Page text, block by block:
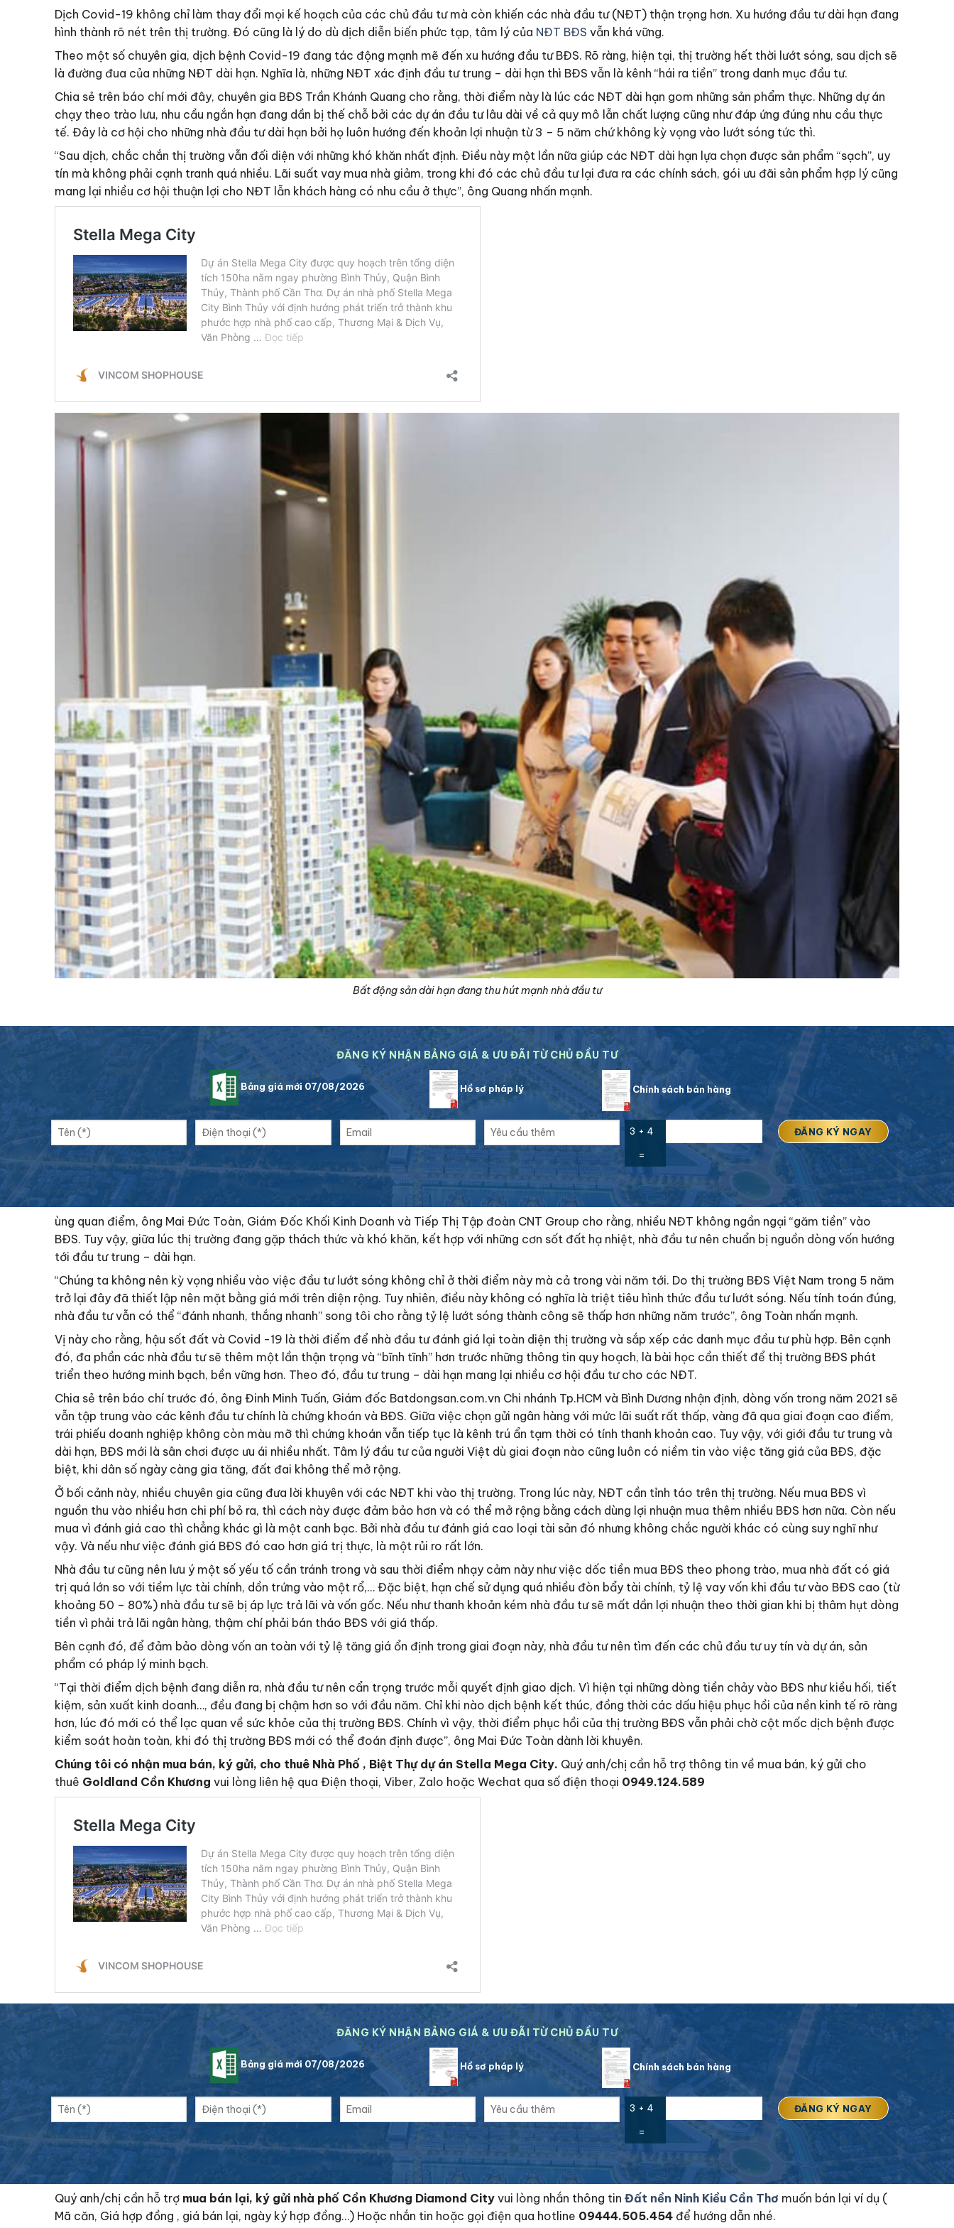
Dịch Covid-19 không chỉ làm thay đổi mọi kế hoạch của các chủ đầu tư mà còn khiến các nhà đầu tư (NĐT) thận trọng hơn. Xu hướng đầu tư dài hạn đang
hình thành rõ nét trên thị trường. Đó cũng là lý do dù dịch diễn biến phức tạp, tâm lý của NĐT BĐS vẫn khá vững.
Theo một số chuyên gia, dịch bệnh Covid-19 đang tác động mạnh mẽ đến xu hướng đầu tư BĐS. Rõ ràng, hiện tại, thị trường hết thời lướt sóng, sau dịch sẽ
là đường đua của những NĐT dài hạn. Nghĩa là, những NĐT xác định đầu tư trung – dài hạn thì BĐS vẫn là kênh “hái ra tiền” trong danh mục đầu tư.
Chia sẻ trên báo chí mới đây, chuyên gia BĐS Trần Khánh Quang cho rằng, thời điểm này là lúc các NĐT dài hạn gom những sản phẩm thực. Những dự án
chạy theo trào lưu, nhu cầu ngắn hạn đang dần bị thế chỗ bởi các dự án đầu tư lâu dài về cả quy mô lẫn chất lượng cũng như đáp ứng đúng nhu cầu thực
tế. Đây là cơ hội cho những nhà đầu tư dài hạn bởi họ luôn hướng đến khoản lợi nhuận từ 3 – 5 năm chứ không kỳ vọng vào lướt sóng tức thì.
“Sau dịch, chắc chắn thị trường vẫn đối diện với những khó khăn nhất định. Điều này một lần nữa giúp các NĐT dài hạn lựa chọn được sản phẩm “sạch”, uy
tín mà không phải cạnh tranh quá nhiều. Lãi suất vay mua nhà giảm, trong khi đó các chủ đầu tư lại đưa ra các chính sách, gói ưu đãi sản phẩm hợp lý cũng
mang lại nhiều cơ hội thuận lợi cho NĐT lẫn khách hàng có nhu cầu ở thực”, ông Quang nhấn mạnh.
Bất động sản dài hạn đang thu hút mạnh nhà đầu tư
ĐĂNG KÝ NHẬN BẢNG GIÁ & ƯU ĐÃI TỪ CHỦ ĐẦU TƯ
Bảng giá mới 07/08/2026 Hồ sơ pháp lý Chính sách bán hàng
3 + 4
=
ùng quan điểm, ông Mai Đức Toàn, Giám Đốc Khối Kinh Doanh và Tiếp Thị Tập đoàn CNT Group cho rằng, nhiều NĐT không ngần ngại “găm tiền” vào
BĐS. Tuy vậy, giữa lúc thị trường đang gặp thách thức và khó khăn, kết hợp với những cơn sốt đất hạ nhiệt, nhà đầu tư nên chuẩn bị nguồn dòng vốn hướng
tới đầu tư trung – dài hạn.
“Chúng ta không nên kỳ vọng nhiều vào việc đầu tư lướt sóng không chỉ ở thời điểm này mà cả trong vài năm tới. Do thị trường BĐS Việt Nam trong 5 năm
trở lại đây đã thiết lập nên mặt bằng giá mới trên diện rộng. Tuy nhiên, điều này không có nghĩa là triệt tiêu hình thức đầu tư lướt sóng. Nếu tính toán đúng,
nhà đầu tư vẫn có thể “đánh nhanh, thắng nhanh” song tôi cho rằng tỷ lệ lướt sóng thành công sẽ thấp hơn những năm trước”, ông Toàn nhấn mạnh.
Vị này cho rằng, hậu sốt đất và Covid -19 là thời điểm để nhà đầu tư đánh giá lại toàn diện thị trường và sắp xếp các danh mục đầu tư phù hợp. Bên cạnh
đó, đa phần các nhà đầu tư sẽ thêm một lần thận trọng và “bĩnh tĩnh” hơn trước những thông tin quy hoạch, là bài học cần thiết để thị trường BĐS phát
triển theo hướng minh bạch, bền vững hơn. Theo đó, đầu tư trung – dài hạn mang lại nhiều cơ hội đầu tư cho các NĐT.
Chia sẻ trên báo chí trước đó, ông Đinh Minh Tuấn, Giám đốc Batdongsan.com.vn Chi nhánh Tp.HCM và Bình Dương nhận định, dòng vốn trong năm 2021 sẽ
vẫn tập trung vào các kênh đầu tư chính là chứng khoán và BĐS. Giữa việc chọn gửi ngân hàng với mức lãi suất rất thấp, vàng đã qua giai đoạn cao điểm,
trái phiếu doanh nghiệp không còn màu mỡ thì chứng khoán vẫn tiếp tục là kênh trú ẩn tạm thời có tính thanh khoản cao. Tuy vậy, với giới đầu tư trung và
dài hạn, BĐS mới là sân chơi được ưu ái nhiều nhất. Tâm lý đầu tư của người Việt dù giai đoạn nào cũng luôn có niềm tin vào việc tăng giá của BĐS, đặc
biệt, khi dân số ngày càng gia tăng, đất đai không thể mở rộng.
Ở bối cảnh này, nhiều chuyên gia cũng đưa lời khuyên với các NĐT khi vào thị trường. Trong lúc này, NĐT cần tỉnh táo trên thị trường. Nếu mua BĐS vì
nguồn thu vào nhiều hơn chi phí bỏ ra, thì cách này được đảm bảo hơn và có thể mở rộng bằng cách dùng lợi nhuận mua thêm nhiều BĐS hơn nữa. Còn nếu
mua vì đánh giá cao thì chẳng khác gì là một canh bạc. Bởi nhà đầu tư đánh giá cao loại tài sản đó nhưng không chắc người khác có cùng suy nghĩ như
vậy. Và nếu như việc đánh giá BĐS đó cao hơn giá trị thực, là một rủi ro rất lớn.
Nhà đầu tư cũng nên lưu ý một số yếu tố cần tránh trong và sau thời điểm nhạy cảm này như việc dốc tiền mua BĐS theo phong trào, mua nhà đất có giá
trị quá lớn so với tiềm lực tài chính, dồn trứng vào một rổ,… Đặc biệt, hạn chế sử dụng quá nhiều đòn bẩy tài chính, tỷ lệ vay vốn khi đầu tư vào BĐS cao (từ
khoảng 50 – 80%) nhà đầu tư sẽ bị áp lực trả lãi và vốn gốc. Nếu như thanh khoản kém nhà đầu tư sẽ mất dần lợi nhuận theo thời gian khi bị thâm hụt dòng
tiền vì phải trả lãi ngân hàng, thậm chí phải bán tháo BĐS với giá thấp.
Bên cạnh đó, để đảm bảo dòng vốn an toàn với tỷ lệ tăng giá ổn định trong giai đoạn này, nhà đầu tư nên tìm đến các chủ đầu tư uy tín và dự án, sản
phẩm có pháp lý minh bạch.
“Tại thời điểm dịch bệnh đang diễn ra, nhà đầu tư nên cẩn trọng trước mỗi quyết định giao dịch. Vì hiện tại những dòng tiền chảy vào BĐS như kiều hối, tiết
kiệm, sản xuất kinh doanh…, đều đang bị chậm hơn so với đầu năm. Chỉ khi nào dịch bệnh kết thúc, đồng thời các dấu hiệu phục hồi của nền kinh tế rõ ràng
hơn, lúc đó mới có thể lạc quan về sức khỏe của thị trường BĐS. Chính vì vậy, thời điểm phục hồi của thị trường BĐS vẫn phải chờ cột mốc dịch bệnh được
kiểm soát hoàn toàn, khi đó thị trường BĐS mới có thể đoán định được”, ông Mai Đức Toàn dành lời khuyên.
Chúng tôi có nhận mua bán, ký gửi, cho thuê Nhà Phố , Biệt Thự dự án Stella Mega City. Quý anh/chị cần hỗ trợ thông tin về mua bán, ký gửi cho
thuê Goldland Cồn Khương vui lòng liên hệ qua Điện thoại, Viber, Zalo hoặc Wechat qua số điện thoại 0949.124.589
ĐĂNG KÝ NHẬN BẢNG GIÁ & ƯU ĐÃI TỪ CHỦ ĐẦU TƯ
Bảng giá mới 07/08/2026 Hồ sơ pháp lý Chính sách bán hàng
3 + 4
=
Quý anh/chị cần hỗ trợ mua bán lại, ký gửi nhà phố Cồn Khương Diamond City vui lòng nhắn thông tin Đất nền Ninh Kiều Cần Thơ muốn bán lại ví dụ (
Mã căn, Giá hợp đồng , giá bán lại, ngày ký hợp đồng…) Hoặc nhắn tin hoặc gọi điện qua hotline 09444.505.454 để hướng dẫn nhé.